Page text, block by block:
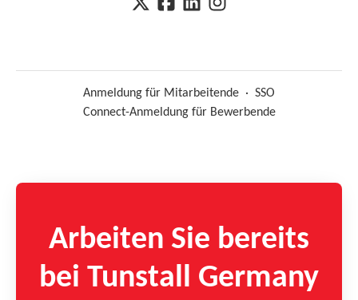
Anmeldung für Mitarbeitende · SSO
Connect-Anmeldung für Bewerbende
Arbeiten Sie bereits
bei Tunstall Germany